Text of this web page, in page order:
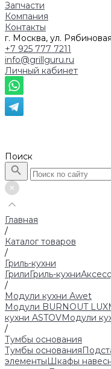
Запчасти
Компания
Контакты
г. Москва, ул. Рябиновая
+7 925 777 7211
info@grillguru.ru
Личный кабинет
Поиск
Главная
/
Каталог товаров
/
Гриль-кухни
ГрилиГриль-кухни
/
Модули кухни Аwet
Модули BURNOUT LUX
кухни ASTOVМодули
/
Тумбы основания
Тумбы основания
элементыШкафы